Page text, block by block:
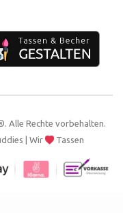
Alle Rechte vorbehalten.
| Wir Tassen